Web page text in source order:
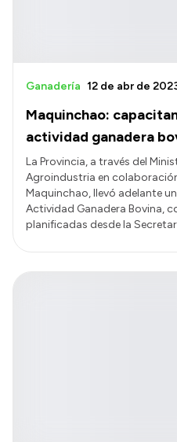
Maquinchao:
actividad ganadera
Ganadería 12 de abr de
La Provincia, a través del
Agroindustria en
Maquinchao, llevó adelante
Actividad Ganadera Bovina,
planificadas desde la